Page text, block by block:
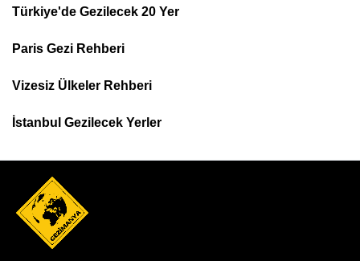
Top
Menu
Türkiye'de Gezilecek 20 Yer
Paris Gezi Rehberi
Vizesiz Ülkeler Rehberi
İstanbul Gezilecek Yerler